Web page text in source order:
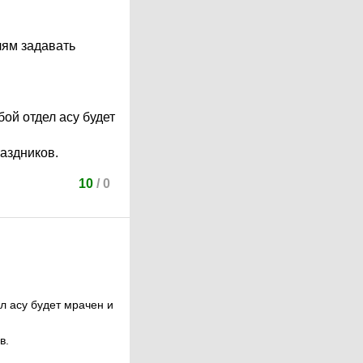
задавать
отдел асу будет
10 / 0
асу будет мрачен и